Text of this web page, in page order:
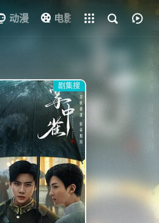
动漫 电影 其他 资
全部影片
剧集搜